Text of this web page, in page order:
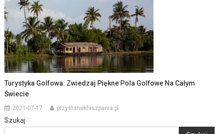
Turystyka Golfowa: Zwiedzaj Piękne Pola Golfowe Na Całym
Świecie
2021-07-17 przystanekhiszpania.pl
Szukaj